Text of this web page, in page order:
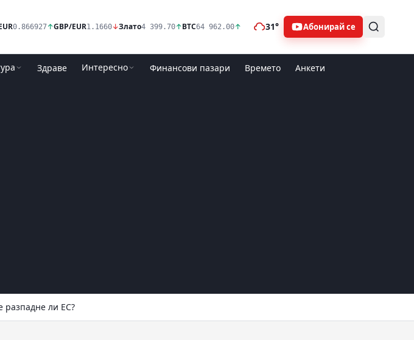
0.866927↑GBP/EUR1.1660↓Злато4 399.70↑BTC64 962.00↑ 31° Абонирай се
Здраве Интересно Финансови пазари Времето Анкети
разпадне ли ЕС?